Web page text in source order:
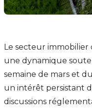
Le secteur
une dynamique
semaine de mars et
un intérêt persistant
discussions